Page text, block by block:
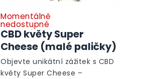
CBD květy Super
Cheese (malé paličky)
Momentálně
nedostupné
Objevte unikátní zážitek s CBD
květy Super Cheese –